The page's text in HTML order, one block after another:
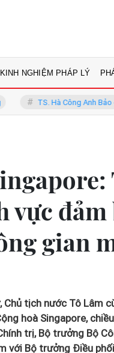
KINH NGHIỆM PHÁP LÝ
Công Anh Bảo - Phó Chủ tịch
đảm
gian
tịch nước Tô Lâm
hoà Singapore,
trị, Bộ trưởng Bộ
với Bộ trưởng Điều